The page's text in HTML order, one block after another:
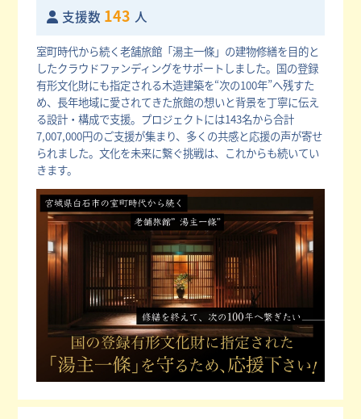
支援数 143 人
室町時代から続く老舗旅館「湯主一條」の建物修繕を目的と
したクラウドファンディングをサポートしました。国の登録
有形文化財にも指定される木造建築を“次の100年”へ残すた
め、長年地域に愛されてきた旅館の想いと背景を丁寧に伝え
る設計・構成で支援。プロジェクトには143名から合計
7,007,000円のご支援が集まり、多くの共感と応援の声が寄せ
られました。文化を未来に繋ぐ挑戦は、これからも続いてい
きます。